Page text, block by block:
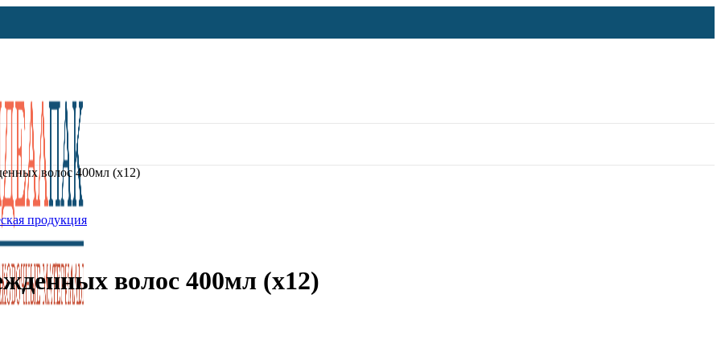
продукция
волос 400мл (х12)
волос 400мл (х12)